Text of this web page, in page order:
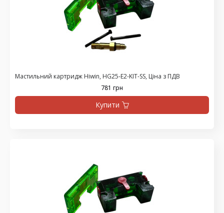
Мастильний картридж Hiwin, HG25-E2-KIT-SS, Ціна з ПДВ
781 грн
Купити